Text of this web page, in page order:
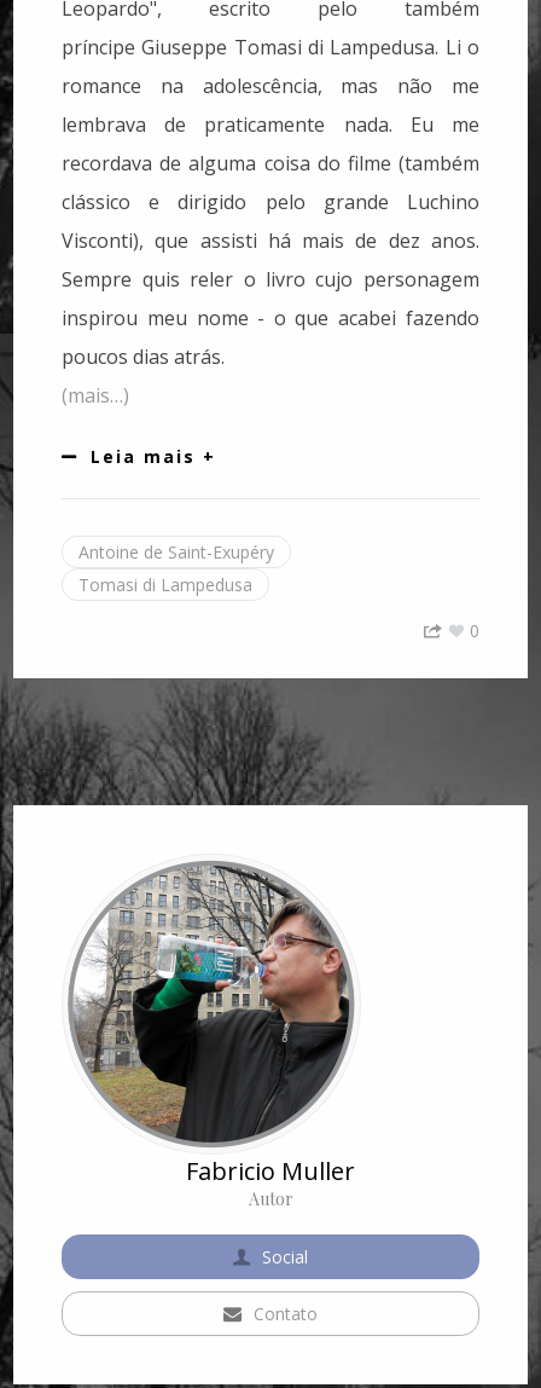
Leopardo", escrito pelo também
príncipe Giuseppe Tomasi di Lampedusa. Li o
romance na adolescência, mas não me
lembrava de praticamente nada. Eu me
recordava de alguma coisa do filme (também
clássico e dirigido pelo grande Luchino
Visconti), que assisti há mais de dez anos.
Sempre quis reler o livro cujo personagem
inspirou meu nome - o que acabei fazendo
poucos dias atrás.
(mais…)
Leia mais +
Antoine de Saint-Exupéry
Tomasi di Lampedusa
0
Fabricio Muller
Autor
Social
Contato